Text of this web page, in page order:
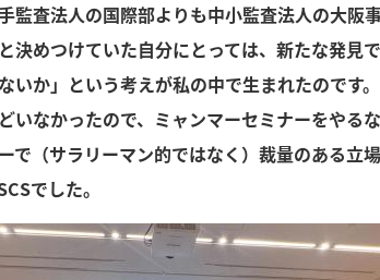
査法人の国際部よりも中小監査法人の大阪
めつけていた自分にとっては、新たな発見
か」という考えが私の中で生まれたのです
なかったので、ミャンマーセミナーをやる
で（サラリーマン的ではなく）裁量のある立
でした。